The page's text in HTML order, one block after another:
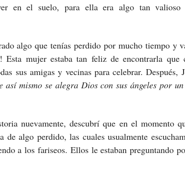
en el suelo, para ella era algo tan valioso
algo que tenías perdido por mucho tiempo y
Esta mujer estaba tan feliz de encontrarla
sus amigas y vecinas para celebrar. Después,
así mismo se alegra Dios con sus ángeles por
nuevamente, descubrí que en el momento
de algo perdido, las cuales usualmente
a los fariseos. Ellos le estaban preguntando